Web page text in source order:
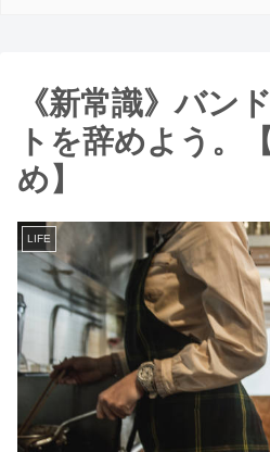
《新常識》バン
トを辞めよう。
め】
LIFE